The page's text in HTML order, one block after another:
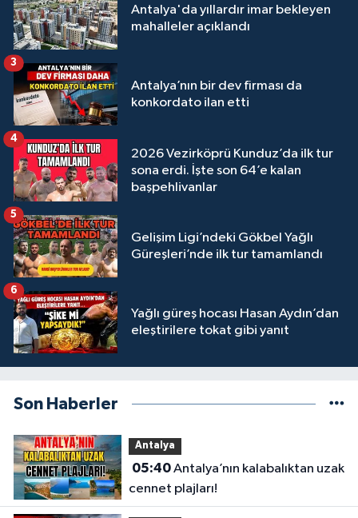
Antalya'da yıllardır imar bekleyen
mahalleler açıklandı
Antalya’nın bir dev firması da
konkordato ilan etti
3
2026 Vezirköprü Kunduz’da ilk tur
sona erdi. İşte son 64’e kalan
başpehlivanlar
4
Gelişim Ligi’ndeki Gökbel Yağlı
Güreşleri’nde ilk tur tamamlandı
5
Yağlı güreş hocası Hasan Aydın’dan
eleştirilere tokat gibi yanıt
6
Son Haberler
Antalya
05:40Antalya’nın kalabalıktan uzak
cennet plajları!